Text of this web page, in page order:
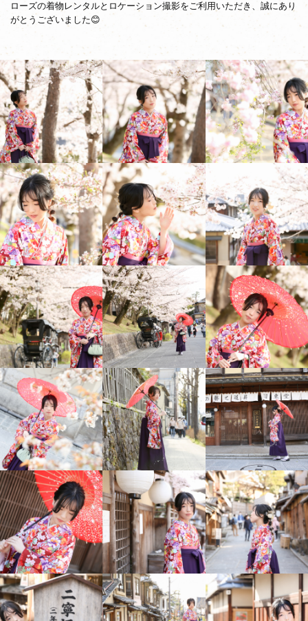
ローズの着物レンタルとロケーション撮影をご利用いただき、誠にあり
がとうございました😊